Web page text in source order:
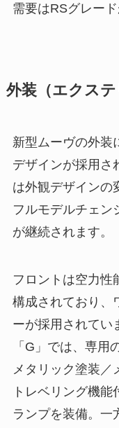
需要はRSグレー
外装（エクス
新型ムーヴの外装
デザインが採用さ
は外観デザインの
フルモデルチェン
が継続されます。
フロントは空力性
構成されており、
ーが採用されてい
「G」では、専用
メタリック塗装／
トレベリング機
ランプを装備。一